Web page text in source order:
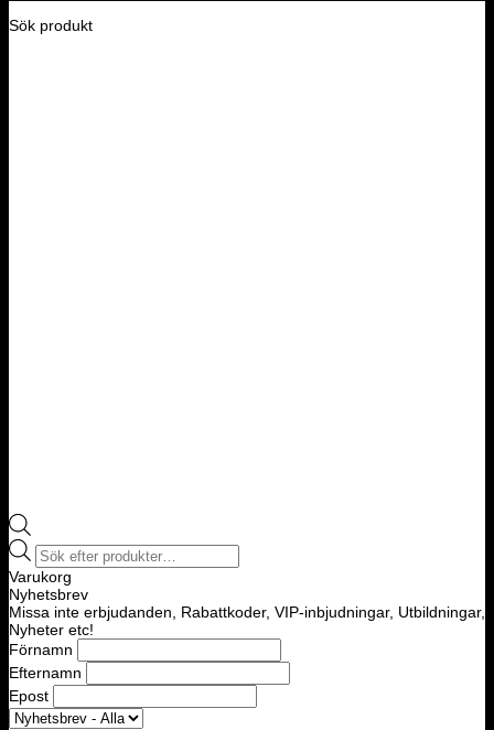
Sök produkt
Products
search
Varukorg
Nyhetsbrev
Missa inte erbjudanden, Rabattkoder, VIP-inbjudningar, Utbildningar,
Nyheter etc!
Förnamn
Efternamn
Epost